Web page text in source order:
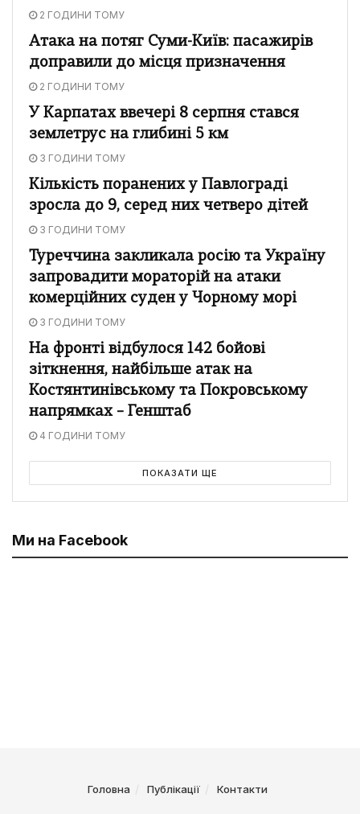
2 ГОДИНИ ТОМУ
Атака на потяг Суми-Київ: пасажирів
доправили до місця призначення
2 ГОДИНИ ТОМУ
У Карпатах ввечері 8 серпня стався
землетрус на глибині 5 км
3 ГОДИНИ ТОМУ
Кількість поранених у Павлограді
зросла до 9, серед них четверо дітей
3 ГОДИНИ ТОМУ
Туреччина закликала росію та Україну
запровадити мораторій на атаки
комерційних суден у Чорному морі
3 ГОДИНИ ТОМУ
На фронті відбулося 142 бойові
зіткнення, найбільше атак на
Костянтинівському та Покровському
напрямках – Генштаб
4 ГОДИНИ ТОМУ
ПОКАЗАТИ ЩЕ
Ми на Facebook
Головна Публікації Контакти